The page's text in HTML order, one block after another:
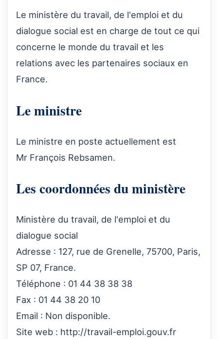
Le ministère du travail, de l'emploi et du
dialogue social est en charge de tout ce qui
concerne le monde du travail et les
relations avec les partenaires sociaux en
France.
Le ministre
Le ministre en poste actuellement est
Mr François Rebsamen.
Les coordonnées du ministère
Ministère du travail, de l'emploi et du
dialogue social
Adresse : 127, rue de Grenelle, 75700, Paris,
SP 07, France.
Téléphone : 01 44 38 38 38
Fax : 01 44 38 20 10
Email : Non disponible.
Site web : http://travail-emploi.gouv.fr